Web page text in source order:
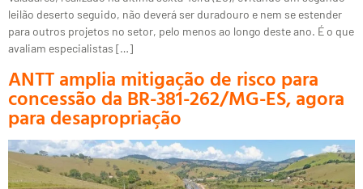
leilão deserto seguido, não deverá ser duradouro e nem se estender
para outros projetos no setor, pelo menos ao longo deste ano. É o que
avaliam especialistas […]
ANTT amplia mitigação de risco para
concessão da BR-381-262/MG-ES, agora
para desapropriação